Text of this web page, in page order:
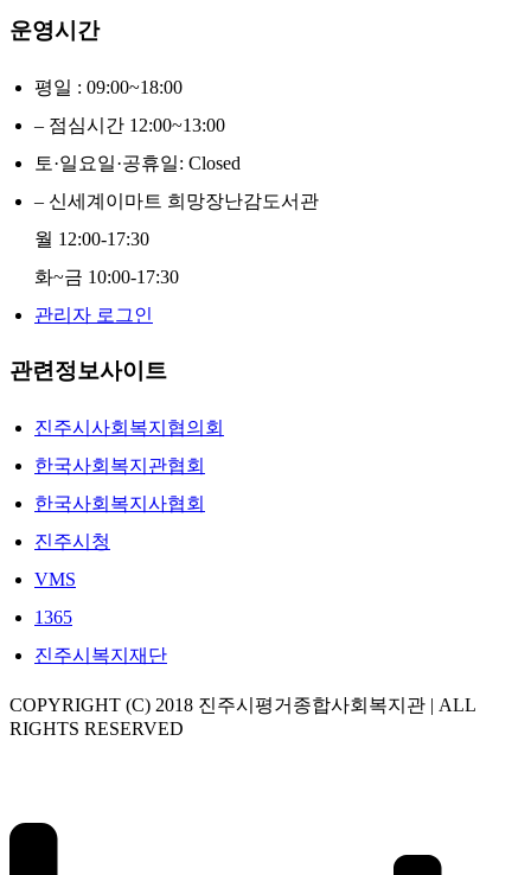
운영시간
평일 : 09:00~18:00
– 점심시간 12:00~13:00
토·일요일·공휴일: Closed
– 신세계이마트 희망장난감도서관
월 12:00-17:30
화~금 10:00-17:30
관리자 로그인
관련정보사이트
진주시사회복지협의회
한국사회복지관협회
한국사회복지사협회
진주시청
VMS
1365
진주시복지재단
COPYRIGHT (C) 2018 진주시평거종합사회복지관 | ALL
RIGHTS RESERVED